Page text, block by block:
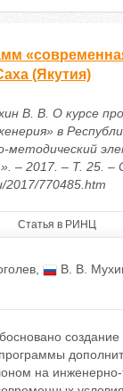
(Якутия)
В. В. О курсе
в
методический
– 2017. – Т. 25. –
2017/770485.htm
Статья в РИНЦ
,
В. В.
на инженерно-